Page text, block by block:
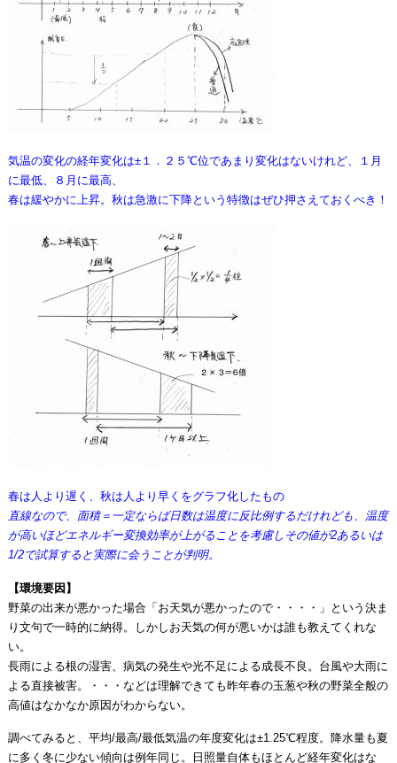
気温の変化の経年変化は±１．２５℃位であまり変化はないけれど、１月
に最低、８月に最高、
春は緩やかに上昇。秋は急激に下降という特徴はぜひ押さえておくべき！
春は人より遅く、秋は人より早くをグラフ化したもの
直線なので、面積＝一定ならば日数は温度に反比例するだけれども、温度
が高いほどエネルギー変換効率が上がることを考慮しその値が2あるいは
1/2で試算すると実際に会うことが判明。
【環境要因】
野菜の出来が悪かった場合「お天気が悪かったので・・・・」という決ま
り文句で一時的に納得。しかしお天気の何が悪いかは誰も教えてくれな
い。
長雨による根の湿害、病気の発生や光不足による成長不良。台風や大雨に
よる直接被害。・・・などは理解できても昨年春の玉葱や秋の野菜全般の
高値はなかなか原因がわからない。
調べてみると、平均/最高/最低気温の年度変化は±1.25℃程度。降水量も夏
に多く冬に少ない傾向は例年同じ。日照量自体もほとんど経年変化はな